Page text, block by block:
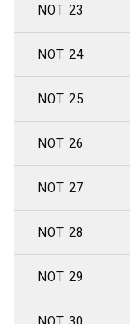
NOT 23
NOT 24
NOT 25
NOT 26
NOT 27
NOT 28
NOT 29